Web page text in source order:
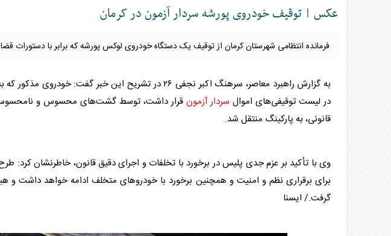
عکس | توقیف خودروی پورشه سردار آزمون در کرمان
فرمانده انتظامی شهرستان کرمان از توقیف یک دستگاه خودروی لوکس پورشه که برابر با دستورات
به گزارش راهبرد معاصر، سرهنگ اکبر نجفی ۲۶ در تشریح این خبر
در لیست توقیفی‌های اموال سردار آزمون قرار داشت، توسط گشت‌های محسوس و
قانونی، به پارکینگ منتقل شد.
وی با تأکید بر عزم جدی پلیس در برخورد با تخلفات و اجرای دقیق قانون، خاطرنشان کرد:
برای برقراری نظم و امنیت و همچنین برخورد با خودرو‌های متخلف ادامه خواهد داشت و
گرفت./ ایسنا